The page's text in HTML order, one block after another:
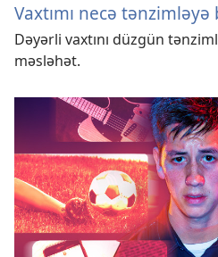
Vaxtımı necə
Dəyərli vaxtını düzgün
məsləhət.